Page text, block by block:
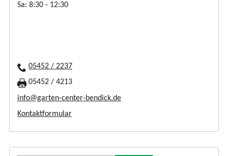
Sa: 8:30 - 12:30
05452 / 2237
05452 / 4213
info@garten-center-bendick.de
Kontaktformular